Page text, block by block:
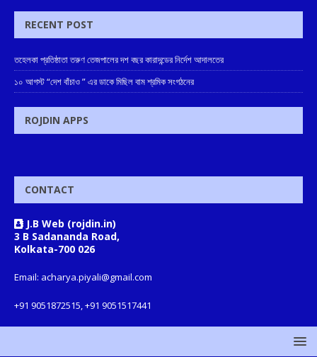
RECENT POST
তহেলকা প্রতিষ্ঠাতা তরুণ তেজপালের দশ বছর কারাদন্ডের নির্দেশ আদালতের
১০ আগস্ট “দেশ বাঁচাও ” এর ডাকে মিছিল বাম শ্রমিক সংগঠনের
ROJDIN APPS
CONTACT
J.B Web (rojdin.in)
3 B Sadananda Road,
Kolkata-700 026
Email: acharya.piyali@gmail.com
+91 9051872515, +91 9051517441